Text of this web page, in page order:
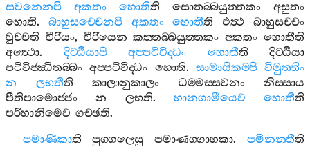
සවනෙනපි
අකතං හොතීති සොතබ‍්බයුත‍්තකං
අසුතං
හොති. බාහුසච‍්චෙනපි අකතං හොතීති එත්‍ථ
බාහුසච‍්චං
වුච‍්චති වීරියං, වීරියෙන කත‍්තබ‍්බයුත‍්තකං අකතං හොතීති
අත්‍ථො. දිට‍්ඨියාපි අප‍්පටිවිද‍්ධං හොතීති
දිට‍්ඨියා
පටිවිජ‍්ඣිතබ‍්බං අප‍්පටිවිද‍්ධං හොති. සාමායිකම‍්පි විමුත‍්තිං
න
ලභතීති කාලානුකාලං ධම‍්මස‍්සවනං
නිස‍්සාය
පීතිපාමොජ‍්ජං
න ලභති. හානගාමීයෙව හොතීති
පරිහානිමෙව ගච‍්ඡති.
පමාණිකාති පුග‍්ගලෙසු පමාණග‍්ගාහකා.පමිනන‍්තීති